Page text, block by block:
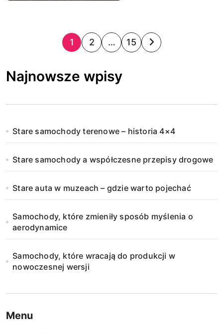
S
r
o
n
i
c
o
w
a
i
1 2 … 15
Najnowsze wpisy
Stare samochody terenowe – historia 4×4
Stare samochody a współczesne przepisy drogowe
Stare auta w muzeach – gdzie warto pojechać
Samochody, które zmieniły sposób myślenia o
aerodynamice
Samochody, które wracają do produkcji w
nowoczesnej wersji
Menu